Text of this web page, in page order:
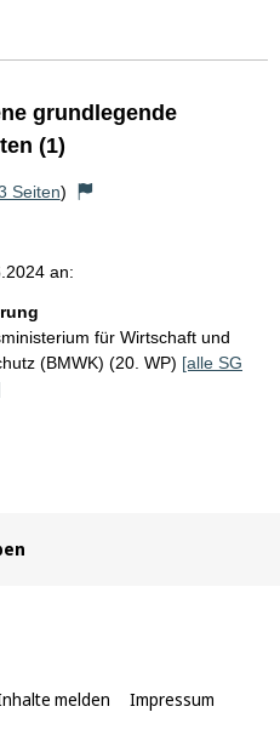
grundlegende
(1)
Seiten)
an:
für Wirtschaft und
(BMWK) (20. WP) [alle SG
melden Impressum